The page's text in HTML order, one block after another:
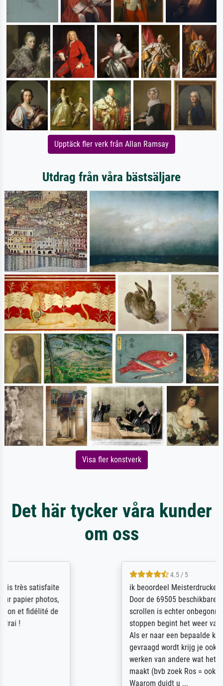
Upptäck fler verk från Allan Ramsay
Utdrag från våra bästsäljare
Visa fler konstverk
Det här tycker våra kunder
om oss
ik beoordeel Meisterdrucke zeer positief.
Door de 69505 beschikbare kunstenaars
scrollen is echter onbegonnen werk (na
stoppen begint het weer van voor af aan).
Als er naar een bepaalde kunstenaar
gevraagd wordt krijg je ook een aantal
werken van andere wat het onoverzichtelijk
maakt (bvb zoek Ros = ook Rops, Rose etc).